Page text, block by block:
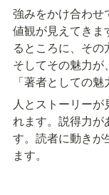
強みをかけ合わせ
値観が見えてきま
るところに、その
そしてその魅力
「著者としての
人とストーリーが
れます。説得力が
す。読者に動きが
ます。